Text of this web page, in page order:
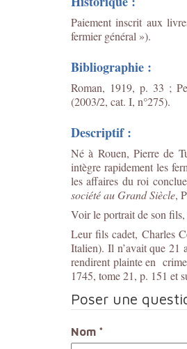
Paiement inscrit aux
fermier général »).
Bibliographie :
Roman, 1919, p. 33 ;
(2003/2, cat. I, n°275).
Descriptif :
Né à Rouen, Pierre de
intègre rapidement les
les affaires du roi
société au Grand Siècle,
Voir le portrait de son fils,
Leur fils cadet, Charles
Italien). Il n’avait que 21
rendirent plainte en
1745, tome 21, p. 151 et
Poser une
Nom *